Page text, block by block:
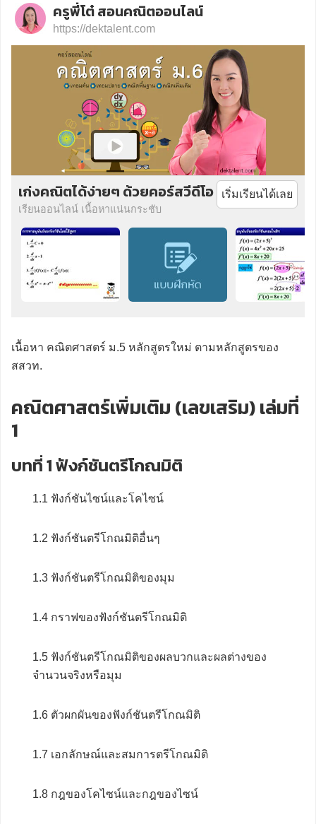
ครูพี่โต๋ สอนคณิตออนไลน์
https://dektalent.com
เริ่มเรียนได้เลย
เก่งคณิตได้ง่ายๆ ด้วยคอร์สวีดีโอ
เรียนออนไลน์ เนื้อหาแน่นกระชับ
เนื้อหา คณิตศาสตร์ ม.5 หลักสูตรใหม่ ตามหลักสูตรของ
สสวท.
คณิตศาสตร์เพิ่มเติม (เลขเสริม) เล่มที่
1
บทที่ 1 ฟังก์ชันตรีโกณมิติ
1.1 ฟังก์ชันไซน์และโคไซน์
1.2 ฟังก์ชันตรีโกณมิติอื่นๆ
1.3 ฟังก์ชันตรีโกณมิติของมุม
1.4 กราฟของฟังก์ชันตรีโกณมิติ
1.5 ฟังก์ชันตรีโกณมิติของผลบวกและผลต่างของ
จำนวนจริงหรือมุม
1.6 ตัวผกผันของฟังก์ชันตรีโกณมิติ
1.7 เอกลักษณ์และสมการตรีโกณมิติ
1.8 กฎของโคไซน์และกฎของไซน์